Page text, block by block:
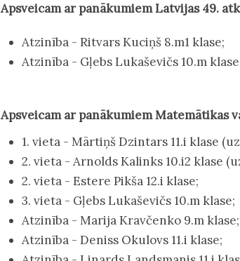
Apsveicam ar panākumiem Latvijas 49.
Atzinība - Ritvars Kuciņš 8.m1 klase;
Atzinība - Gļebs Lukaševičs 10.m
Apsveicam ar panākumiem Matemātikas
1. vieta - Mārtiņš Dzintars 11.i klase
2. vieta - Arnolds Kalinks 10.i2 klase
2. vieta - Estere Pikša 12.i klase;
3. vieta - Gļebs Lukaševičs 10.m klase;
Atzinība - Marija Kravčenko 9.m klase;
Atzinība - Deniss Okulovs 11.i klase;